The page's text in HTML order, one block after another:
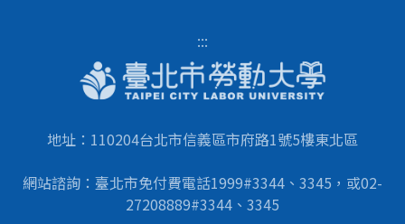
:::
地址：110204台北市信義區市府路1號5樓東北區
網站諮詢：臺北市免付費電話1999#3344、3345，或02-
27208889#3344、3345